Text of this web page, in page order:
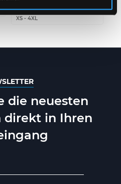
XS - 4XL
die neuesten
direkt in Ihren